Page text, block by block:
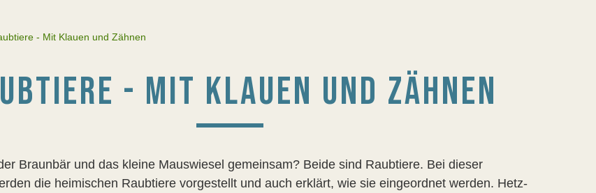
- Mit Klauen und Zähnen
- MIT KLAUEN UND ZÄHNEN
Braunbär und das kleine Mauswiesel gemeinsam? Beide sind Raubtiere. Bei dieser
die heimischen Raubtiere vorgestellt und auch erklärt, wie sie eingeordnet werden. Hetz-